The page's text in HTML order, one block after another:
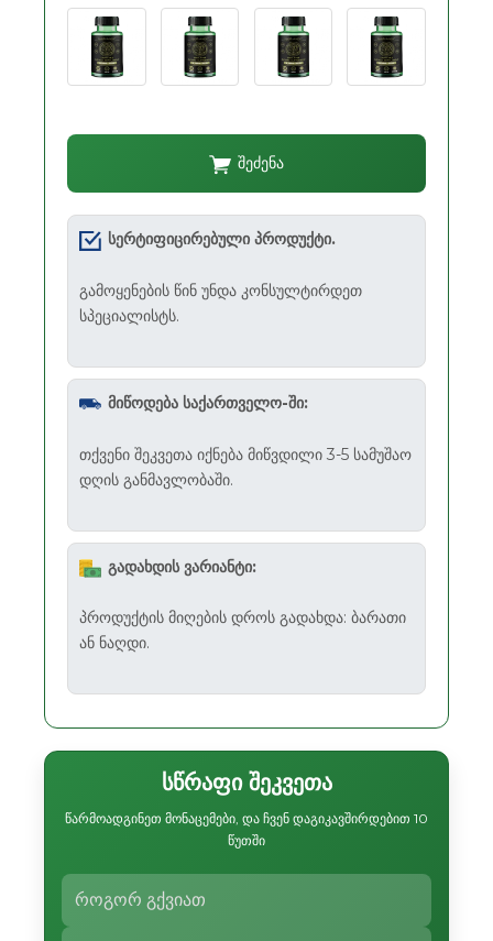
შეძენა
სერტიფიცირებული პროდუქტი.
გამოყენების წინ უნდა კონსულტირდეთ
სპეციალისტს.
მიწოდება საქართველო-ში:
თქვენი შეკვეთა იქნება მიწვდილი 3-5 სამუშაო
დღის განმავლობაში.
გადახდის ვარიანტი:
პროდუქტის მიღების დროს გადახდა: ბარათი
ან ნაღდი.
სწრაფი შეკვეთა
წარმოადგინეთ მონაცემები, და ჩვენ დაგიკავშირდებით 10
წუთში